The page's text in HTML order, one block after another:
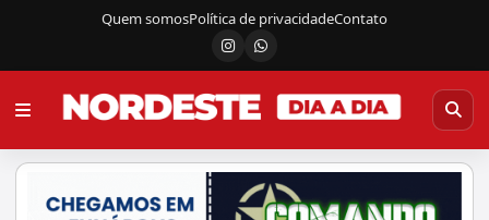
Quem somosPolítica de privacidadeContato
InstagramCanal do WhatsApp